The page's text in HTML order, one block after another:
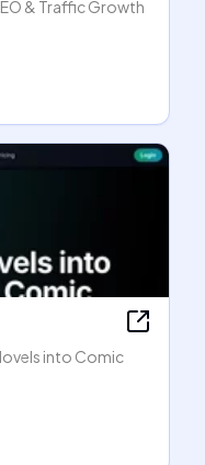
& Traffic Growth
into Comic